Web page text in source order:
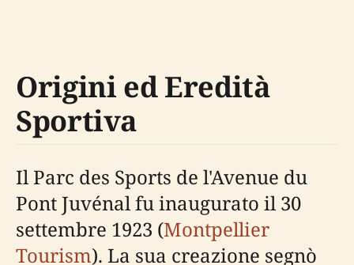
Origini ed Eredità
Sportiva
Il Parc des Sports de l'Avenue du
Pont Juvénal fu inaugurato il 30
settembre 1923 (Montpellier
Tourism). La sua creazione segnò